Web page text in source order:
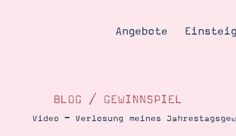
Angebote
BLOG / GEWINNSPIEL
Video – Verlosung meines